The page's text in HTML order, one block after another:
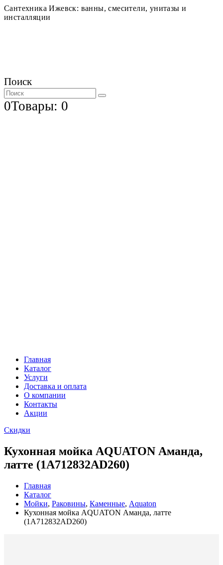
Сантехника Ижевск: ванны, смесители, унитазы и
инсталляции
Поиск
0Товары: 0
Главная
Каталог
Услуги
Доставка и оплата
О компании
Контакты
Акции
Скидки
Кухонная мойка AQUATON Аманда,
латте (1A712832AD260)
Главная
Каталог
Мойки, Раковины, Каменные, Aquaton
Кухонная мойка AQUATON Аманда, латте
(1A712832AD260)